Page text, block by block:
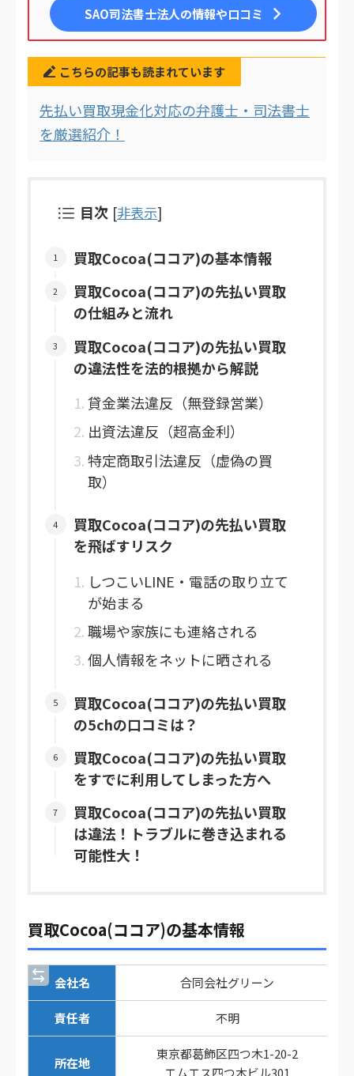
SAO司法書士法人の情報や口コミ
こちらの記事も読まれています
先払い買取現金化対応の弁護士・司法書士
を厳選紹介！
目次 [非表示]
買取Cocoa(ココア)の基本情報
買取Cocoa(ココア)の先払い買取
の仕組みと流れ
買取Cocoa(ココア)の先払い買取
の違法性を法的根拠から解説
貸金業法違反（無登録営業）
出資法違反（超高金利）
特定商取引法違反（虚偽の買
取）
買取Cocoa(ココア)の先払い買取
を飛ばすリスク
しつこいLINE・電話の取り立て
が始まる
職場や家族にも連絡される
個人情報をネットに晒される
買取Cocoa(ココア)の先払い買取
の5chの口コミは？
買取Cocoa(ココア)の先払い買取
をすでに利用してしまった方へ
買取Cocoa(ココア)の先払い買取
は違法！トラブルに巻き込まれる
可能性大！
買取Cocoa(ココア)の基本情報
会社名 合同会社グリーン
責任者 不明
所在地
東京都葛飾区四つ木1-20-2
エムエス四つ木ビル301